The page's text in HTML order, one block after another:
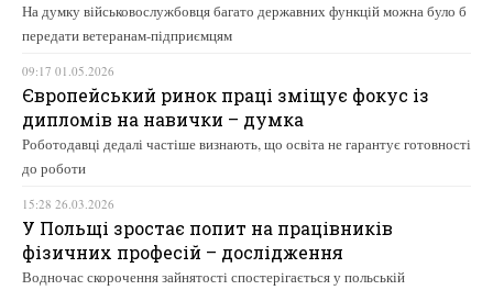
На думку військовослужбовця багато державних функцій можна було б
передати ветеранам-підприємцям
09:17 01.05.2026
Європейський ринок праці зміщує фокус із
дипломів на навички – думка
Роботодавці дедалі частіше визнають, що освіта не гарантує готовності
до роботи
15:28 26.03.2026
У Польщі зростає попит на працівників
фізичних професій – дослідження
Водночас скорочення зайнятості спостерігається у польській